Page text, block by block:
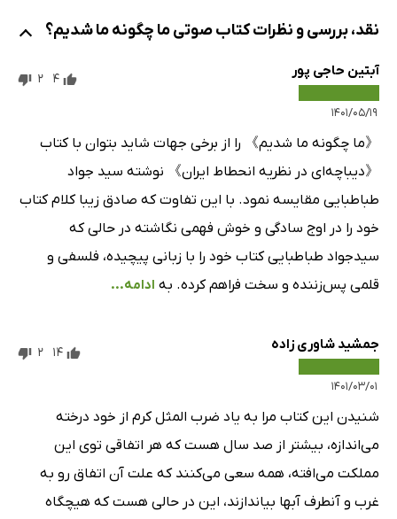
نقد، بررسی و نظرات کتاب صوتی ما چگونه ما شدیم؟
آبتین حاجی پور
۱۴۰۱/۰۵/۱۹
4
2
《ما چگونه ما شدیم》 را از برخی جهات شاید بتوان با کتاب
《دیباچه‌ای در نظریه انحطاط ایران》 نوشته سید جواد
طباطبایی مقایسه نمود. با این تفاوت که صادق زیبا کلام کتاب
خود را در اوج سادگی و خوش فهمی نگاشته در حالی که
سیدجواد طباطبایی کتاب خود را با زبانی پیچیده، فلسفی و
قلمی پس‌زننده و سخت فراهم کرده. به ادامه...
جمشید شاوری زاده
۱۴۰۱/۰۳/۰۱
14
2
شنیدن این کتاب مرا به یاد ضرب المثل کرم از خود درخته
می‌اندازه، بیشتر از صد سال هست که هر اتفاقی توی این
مملکت می‌افته، همه سعی می‌کنند که علت آن اتفاق رو به
غرب و آنطرف آبها بیاندازند، این در حالی هست که هیچگاه